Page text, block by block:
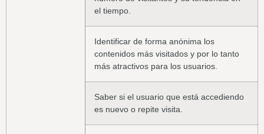
el tiempo.
Identificar de forma anónima los
contenidos más visitados y por lo tanto
más atractivos para los usuarios.
Saber si el usuario que está accediendo
es nuevo o repite visita.